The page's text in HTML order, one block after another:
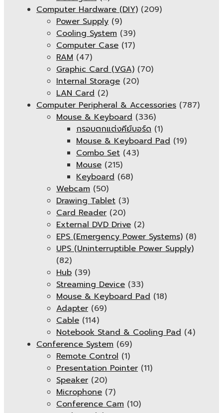
Computer Hardware (DIY) (209)
Power Supply (9)
Cooling System (39)
Computer Case (17)
RAM (47)
Graphic Card (VGA) (70)
Internal Storage (20)
LAN Card (2)
Computer Peripheral & Accessories (787)
Mouse & Keyboard (336)
กรอบตกแต่งคีย์บอร์ด (1)
Mouse & Keyboard Pad (19)
Combo Set (43)
Mouse (215)
Keyboard (68)
Webcam (50)
Drawing Tablet (3)
Card Reader (20)
External DVD Drive (2)
EPS (Emergency Power Systems) (8)
UPS (Uninterruptible Power Supply)
(82)
Hub (39)
Streaming Device (33)
Mouse & Keyboard Pad (18)
Adapter (69)
Cable (114)
Notebook Stand & Cooling Pad (4)
Conference System (69)
Remote Control (1)
Presentation Pointer (11)
Speaker (20)
Microphone (7)
Conference Cam (10)